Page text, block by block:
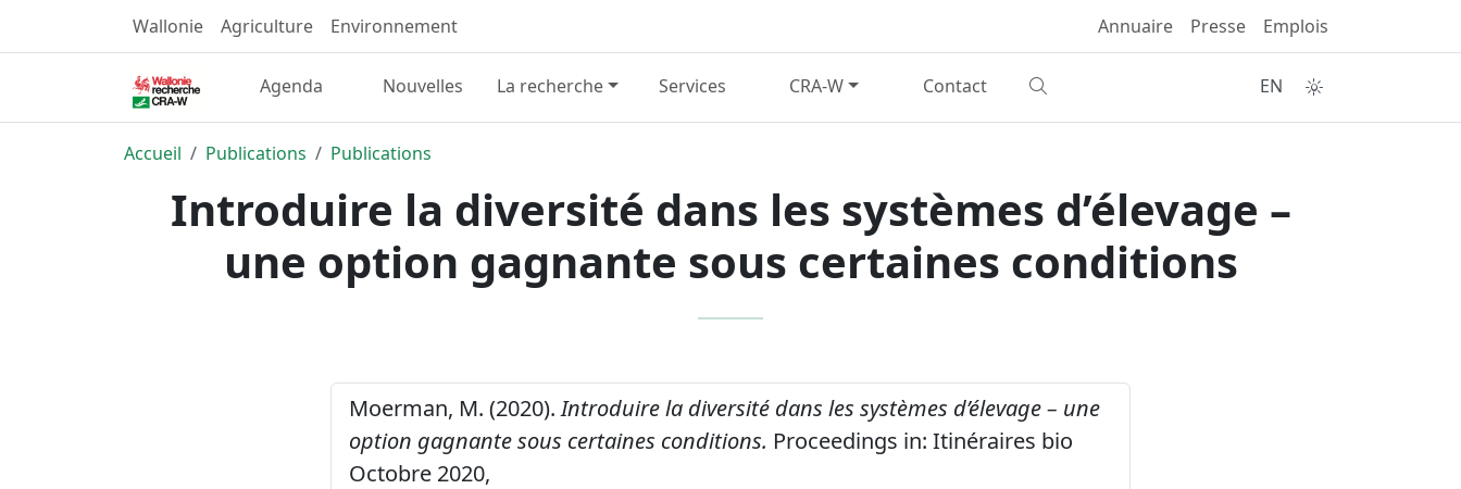
Wallonie Agriculture Environnement Annuaire Presse Emplois
Agenda Nouvelles La recherche Services CRA-W Contact EN
Accueil Publications Publications
Introduire la diversité dans les systèmes d’élevage –
une option gagnante sous certaines conditions
Moerman, M. (2020).Introduire la diversité dans les systèmes d’élevage – une
option gagnante sous certaines conditions. Proceedings in: Itinéraires bio
Octobre 2020,